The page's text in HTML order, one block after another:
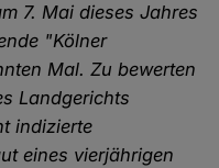
7. Mai dieses Jahres
"Kölner
Mal. Zu bewerten
Landgerichts
indizierte
eines vierjährigen